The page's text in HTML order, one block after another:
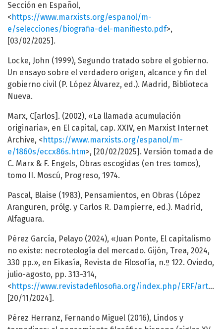
Sección en Español,
<https://www.marxists.org/espanol/m-
e/selecciones/biografia-del-manifiesto.pdf>,
[03/02/2025].
Locke, John (1999), Segundo tratado sobre el gobierno.
Un ensayo sobre el verdadero origen, alcance y fin del
gobierno civil (P. López Álvarez, ed.). Madrid, Biblioteca
Nueva.
Marx, C[arlos]. (2002), «La llamada acumulación
originaria», en El capital, cap. XXIV, en Marxist Internet
Archive, <https://www.marxists.org/espanol/m-
e/1860s/eccx86s.htm>, [20/02/2025]. Versión tomada de
C. Marx & F. Engels, Obras escogidas (en tres tomos),
tomo II. Moscú, Progreso, 1974.
Pascal, Blaise (1983), Pensamientos, en Obras (López
Aranguren, prólg. y Carlos R. Dampierre, ed.). Madrid,
Alfaguara.
Pérez García, Pelayo (2024), «Juan Ponte, El capitalismo
no existe: necroteología del mercado. Gijón, Trea, 2024,
330 pp.», en Eikasía, Revista de Filosofía, n.º 122. Oviedo,
julio-agosto, pp. 313-314,
<https://www.revistadefilosofia.org/index.php/ERF/article/view/920
[20/11/2024].
Pérez Herranz, Fernando Miguel (2016), Lindos y